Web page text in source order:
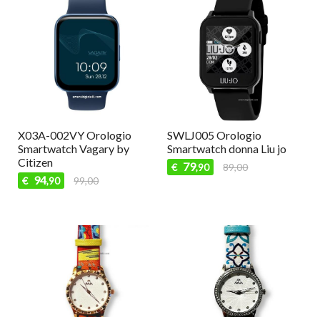
SWLJ009 Orologio
Smartwatch donna Liu jo
€ 79,90
X03A-006VY Orologio
Smartwatch Vagary by
Citizen
99